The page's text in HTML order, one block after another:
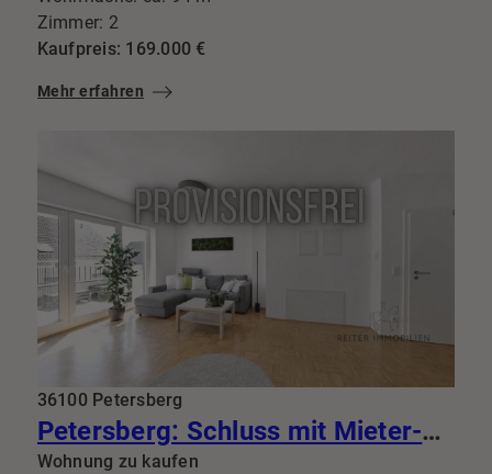
Zimmer: 2
Kaufpreis: 169.000 €
Mehr erfahren
36100 Petersberg
Petersberg: Schluss mit Mieter-Lotto: Diese 3-Zimmer-Perle mit Balkon bringt Top-Mieter gleich mit
Wohnung zu kaufen